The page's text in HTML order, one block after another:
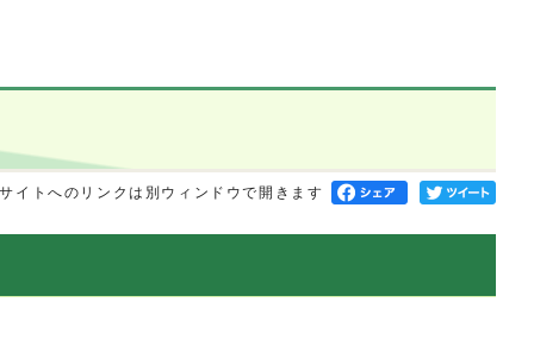
イトへのリンクは別ウィンドウで開きます